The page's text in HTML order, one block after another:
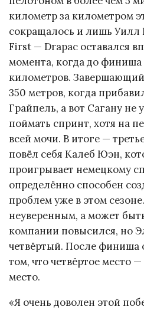
километр за километром
сокращалось и лишь Уилл
First — Drapac оставался
момента, когда до финиша
километров.
350 метров, когда
Грайпель, а вот Сагану не
поймать спринт, хотя на
всей мочи. В итоге —
повёл себя Калеб Юэн,
проигрывает немецкому
определённо способен
проблем уже в этом
неуверенным, а может
компании повысился, но
четвёртый. После финиша
том, что четвёртое место
место.
«Я очень доволен этой